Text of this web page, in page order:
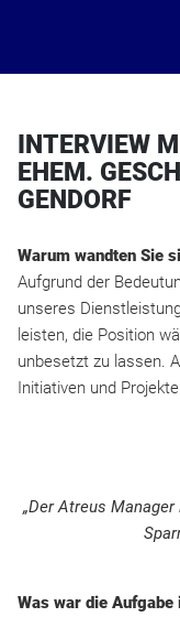
INTERVIEW
EHEM.
GENDORF
Warum wandten Sie
Aufgrund der
unseres
leisten, die Position
unbesetzt zu lassen.
Initiativen und
„Der Atreus
Was war die